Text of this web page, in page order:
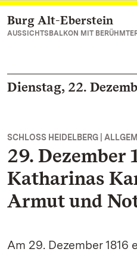
Zum Hauptinhalt springen
Burg Alt-Eberstein
AUSSICHTSBALKON MIT
Dienstag, 22.
SCHLOSS HEIDELBERG |
29.
Katharinas
Armut und
Am 29. Dezember 1816